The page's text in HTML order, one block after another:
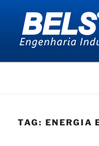
conteúdo
BELSYS
TAG: ENERGIA